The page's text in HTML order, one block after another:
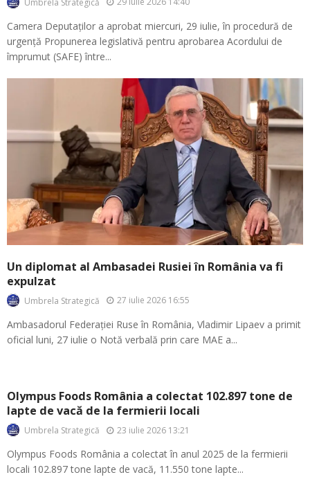
Camera Deputaților a aprobat miercuri, 29 iulie, în procedură de
urgență Propunerea legislativă pentru aprobarea Acordului de
împrumut (SAFE) între...
Un diplomat al Ambasadei Rusiei în România va fi
expulzat
Umbrela Strategică 27 iulie 2026 16:55
Ambasadorul Federației Ruse în România, Vladimir Lipaev a primit
oficial luni, 27 iulie o Notă verbală prin care MAE a...
Olympus Foods România a colectat 102.897 tone de
lapte de vacă de la fermierii locali
Umbrela Strategică 23 iulie 2026 13:21
Olympus Foods România a colectat în anul 2025 de la fermierii
locali 102.897 tone lapte de vacă, 11.550 tone lapte...